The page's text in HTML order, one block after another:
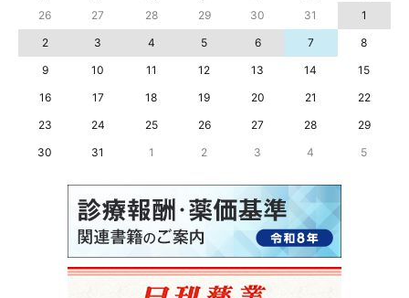
26 27 28 29 30 31
1
2
3 4 5 6 7
8
9
10 11 12 13 14
15
16
17 18 19 20 21
22
23
24 25 26 27 28
29
30
31 1 2 3 4 5